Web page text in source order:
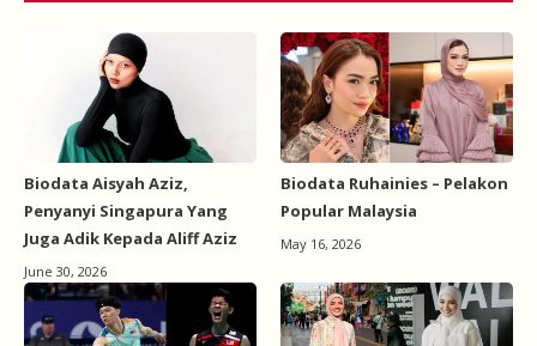
Biodata Aisyah Aziz,
Penyanyi Singapura Yang
Juga Adik Kepada Aliff Aziz
June 30, 2026
Biodata Ruhainies – Pelakon
Popular Malaysia
May 16, 2026